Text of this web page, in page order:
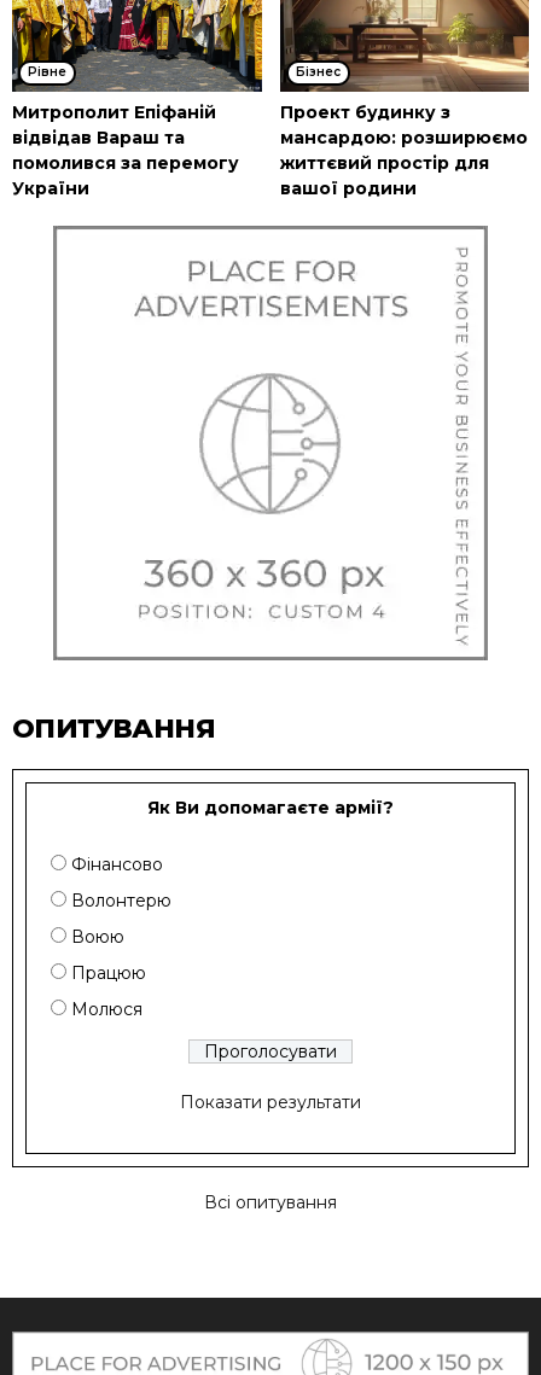
Рівне
Митрополит Епіфаній
відвідав Вараш та
помолився за перемогу
України
Бізнес
Проект будинку з
мансардою: розширюємо
життєвий простір для
вашої родини
ОПИТУВАННЯ
Як Ви допомагаєте армії?
Фінансово
Волонтерю
Воюю
Працюю
Молюся
Показати результати
Всі опитування